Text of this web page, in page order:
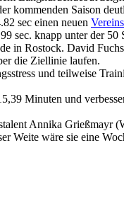
kommenden Saison
sec einen neuen
sec. knapp unter der 50
in Rostock. David
die Ziellinie laufen.
und teilweise
Minuten und
Annika Grießmayr
Weite wäre sie eine